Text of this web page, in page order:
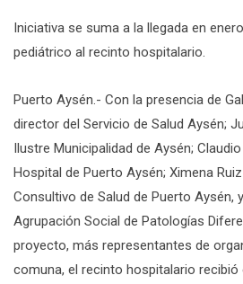
Iniciativa se suma a la llegada en
pediátrico al recinto hospitalario.
Puerto Aysén.- Con la presencia de
director del Servicio de Salud Aysén;
Ilustre Municipalidad de Aysén;
Hospital de Puerto Aysén; Ximena
Consultivo de Salud de Puerto Aysén,
Agrupación Social de Patologías
proyecto, más representantes de
comuna, el recinto hospitalario recibió